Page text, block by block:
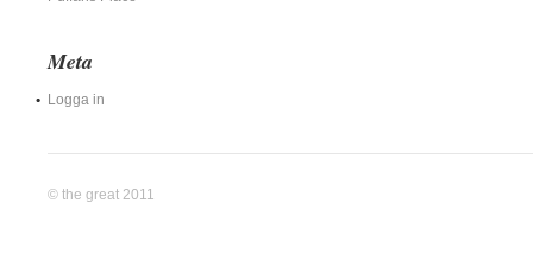
Meta
Logga in
© the great 2011